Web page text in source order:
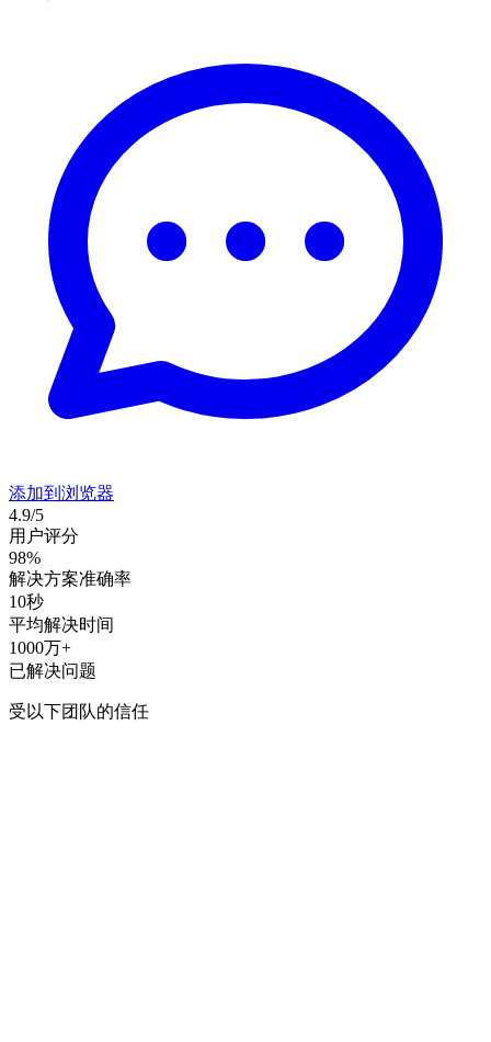
添加到浏览器
4.9/5
用户评分
98%
解决方案准确率
10秒
平均解决时间
1000万+
已解决问题
受以下团队的信任